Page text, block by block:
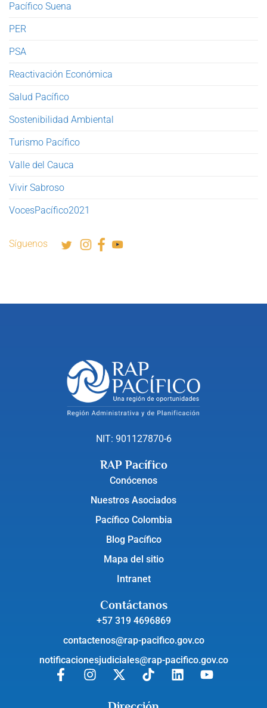
Pacífico Suena
PER
PSA
Reactivación Económica
Salud Pacífico
Sostenibilidad Ambiental
Turismo Pacífico
Valle del Cauca
Vivir Sabroso
VocesPacífico2021
Síguenos
NIT: 901127870-6
RAP Pacífico
Conócenos
Nuestros Asociados
Pacífico Colombia
Blog Pacífico
Mapa del sitio
Intranet
Contáctanos
+57 319 4696869
contactenos@rap-pacifico.gov.co
notificacionesjudiciales@rap-pacifico.gov.co